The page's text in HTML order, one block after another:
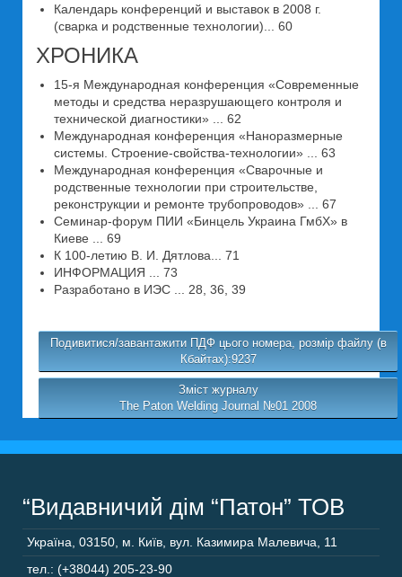
Календарь конференций и выставок в 2008 г.
(сварка и родственные технологии)... 60
ХРОНИКА
15-я Международная конференция «Современные
методы и средства неразрушающего контроля и
технической диагностики» ... 62
Международная конференция «Наноразмерные
системы. Строение-свойства-технологии» ... 63
Международная конференция «Сварочные и
родственные технологии при строительстве,
реконструкции и ремонте трубопроводов» ... 67
Семинар-форум ПИИ «Бинцель Украина ГмбХ» в
Киеве ... 69
К 100-летию В. И. Дятлова... 71
ИНФОРМАЦИЯ ... 73
Разработано в ИЭС ... 28, 36, 39
Подивитися/завантажити ПДФ цього номера, розмір файлу (в
Кбайтах):9237
Зміст журналу
The Paton Welding Journal №01 2008
“Видавничий дім “Патон” ТОВ
Україна 03150 м. Київ, вул. Казимира Малевича, 11
тел.: (+38044) 205-23-90